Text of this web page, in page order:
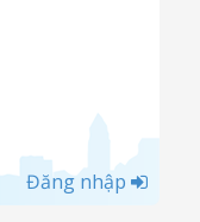
Đăng nhập